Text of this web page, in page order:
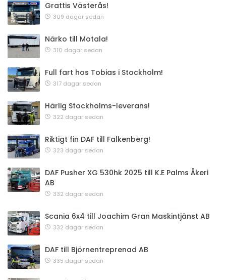
Grattis Västerås!
309 dagar sedan
Närko till Motala!
310 dagar sedan
Full fart hos Tobias i Stockholm!
317 dagar sedan
Härlig Stockholms-leverans!
322 dagar sedan
Riktigt fin DAF till Falkenberg!
323 dagar sedan
DAF Pusher XG 530hk 2025 till K.E Palms Åkeri
AB
332 dagar sedan
Scania 6x4 till Joachim Gran Maskintjänst AB
332 dagar sedan
DAF till Björnentreprenad AB
335 dagar sedan